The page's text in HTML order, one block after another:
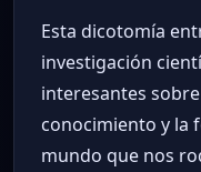
Esta dicotomía
investigación
interesantes
conocimiento y la
mundo que nos